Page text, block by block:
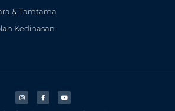
& Tamtama
Kedinasan